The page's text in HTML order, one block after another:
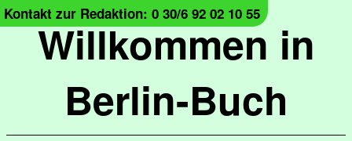
Willkommen in
Berlin-Buch
Kontakt zur Redaktion: 0 30/6 92 02 10 55